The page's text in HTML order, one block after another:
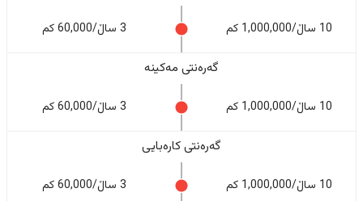
10 ساڵ/1,000,000 کم 3 ساڵ/60,000 کم
گەرەنتی مەکینە
10 ساڵ/1,000,000 کم 3 ساڵ/60,000 کم
گەرەنتی کارەبایی
10 ساڵ/1,000,000 کم 3 ساڵ/60,000 کم